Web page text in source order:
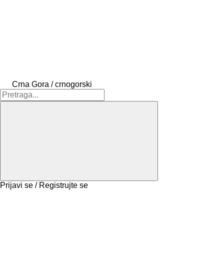
Crna Gora / crnogorski
Prijavi se / Registrujte se